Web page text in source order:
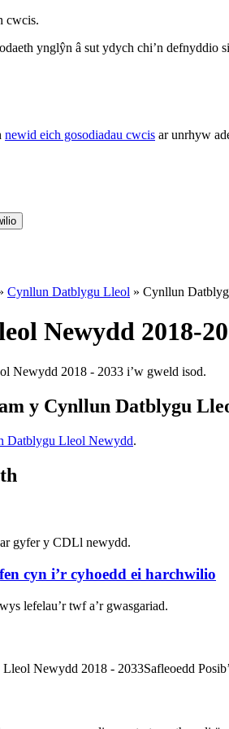
cwcis.
ynglŷn â sut ydych chi’n defnyddio
newid eich gosodiadau cwcis ar unrhyw
Cynllun Datblygu Lleol » Cynllun
Newydd 2018-
Newydd 2018 - 2033 i’w gweld isod.
y Cynllun Datblygu
Datblygu Lleol Newydd.
gyfer y CDLl newydd.
cyn i’r cyhoedd ei harchwilio
lefelau’r twf a’r gwasgariad.
Newydd 2018 - 2033Safleoedd